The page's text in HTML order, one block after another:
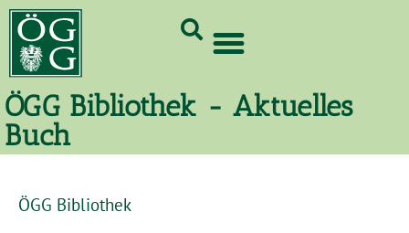
ÖGG Bibliothek - Aktuelles
Buch
ÖGG Bibliothek